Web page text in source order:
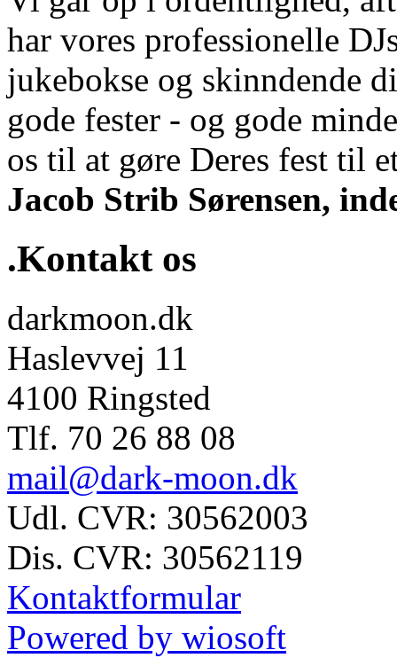
har vores professionelle
jukebokse og skinndende
gode fester - og gode
os til at gøre Deres fest til
Jacob Strib Sørensen,
.Kontakt os
darkmoon.dk
Haslevvej 11
4100 Ringsted
Tlf. 70 26 88 08
mail@dark-moon.dk
Udl. CVR: 30562003
Dis. CVR: 30562119
Kontaktformular
Powered by wiosoft